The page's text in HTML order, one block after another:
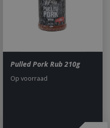
Pulled Pork Rub 210g
Op voorraad